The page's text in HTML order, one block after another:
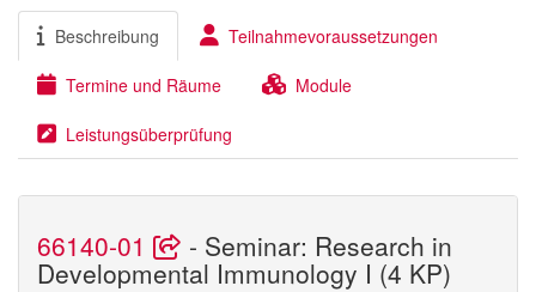
Beschreibung Teilnahmevoraussetzungen
Termine und Räume Module
Leistungsüberprüfung
66140-01 - Seminar: Research in
Developmental Immunology I (4 KP)